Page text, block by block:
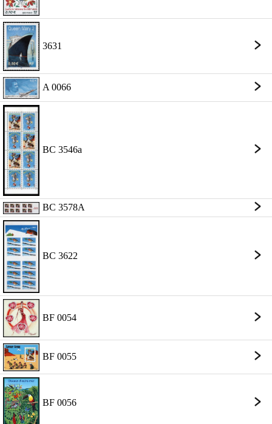
3631
A 0066
BC 3546a
BC 3578A
BC 3622
BF 0054
BF 0055
BF 0056